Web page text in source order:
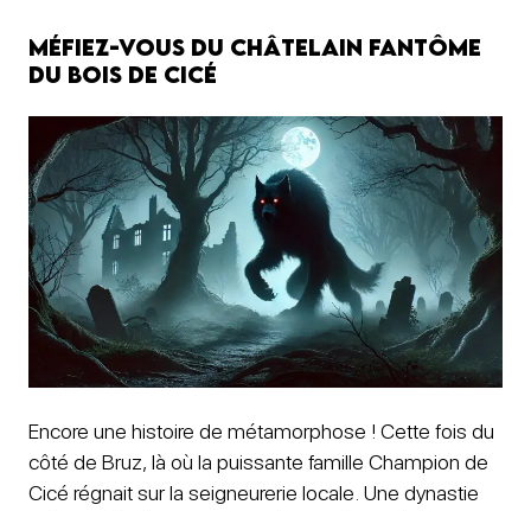
Méfiez-vous du châtelain fantôme
du Bois de Cicé
Encore une histoire de métamorphose ! Cette fois du
côté de Bruz, là où la puissante famille Champion de
Cicé régnait sur la seigneurerie locale. Une dynastie